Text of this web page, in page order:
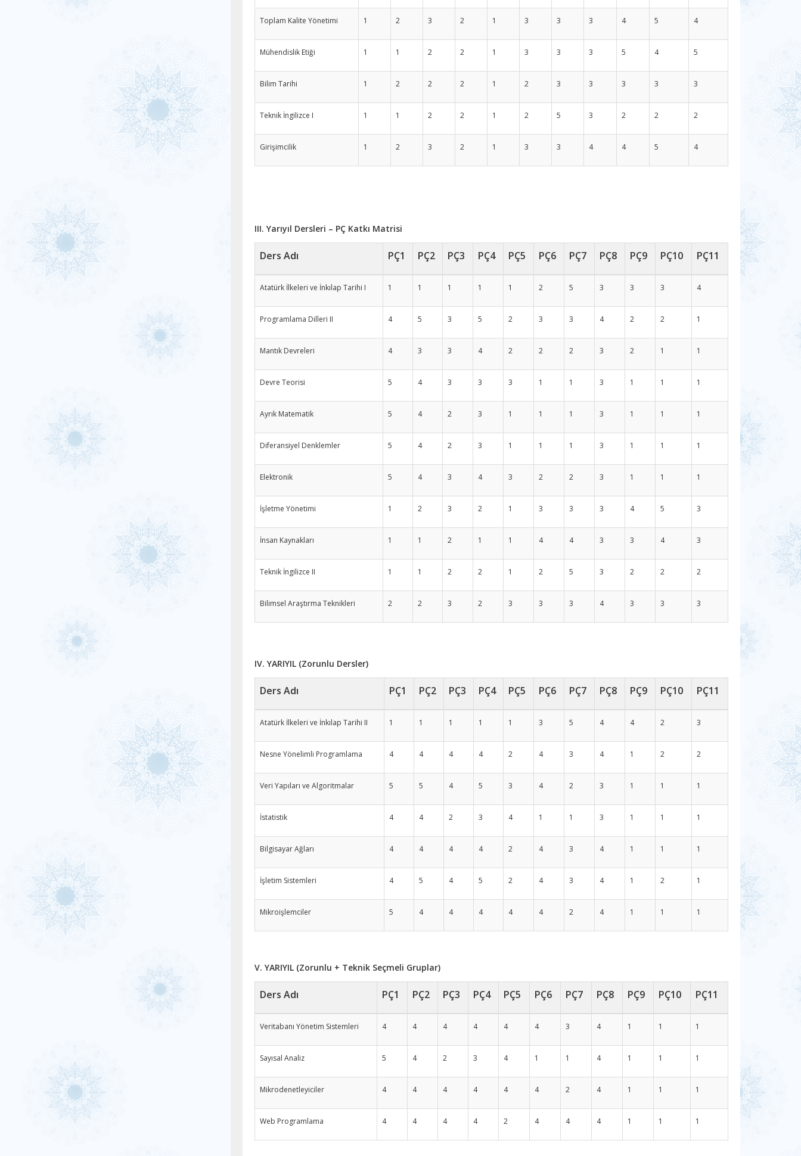
Toplam Kalite Yönetimi 1 2 3 2 1 3 3 3 4 5 4
Mühendislik Etiği 1 1 2 2 1 3 3 3 5 4 5
Bilim Tarihi 1 2 2 2 1 2 3 3 3 3 3
Teknik İngilizce I 1 1 2 2 1 2 5 3 2 2 2
Girişimcilik 1 2 3 2 1 3 3 4 4 5 4
III. Yarıyıl Dersleri – PÇ Katkı Matrisi
Ders Adı PÇ1 PÇ2 PÇ3 PÇ4 PÇ5 PÇ6 PÇ7 PÇ8 PÇ9 PÇ10 PÇ11
Atatürk İlkeleri ve İnkılap Tarihi I 1 1 1 1 1 2 5 3 3 3 4
Programlama Dilleri II 4 5 3 5 2 3 3 4 2 2 1
Mantık Devreleri 4 3 3 4 2 2 2 3 2 1 1
Devre Teorisi 5 4 3 3 3 1 1 3 1 1 1
Ayrık Matematik 5 4 2 3 1 1 1 3 1 1 1
Diferansiyel Denklemler 5 4 2 3 1 1 1 3 1 1 1
Elektronik 5 4 3 4 3 2 2 3 1 1 1
İşletme Yönetimi 1 2 3 2 1 3 3 3 4 5 3
İnsan Kaynakları 1 1 2 1 1 4 4 3 3 4 3
Teknik İngilizce II 1 1 2 2 1 2 5 3 2 2 2
Bilimsel Araştırma Teknikleri 2 2 3 2 3 3 3 4 3 3 3
IV. YARIYIL (Zorunlu Dersler)
Ders Adı PÇ1 PÇ2 PÇ3 PÇ4 PÇ5 PÇ6 PÇ7 PÇ8 PÇ9 PÇ10 PÇ11
Atatürk İlkeleri ve İnkılap Tarihi II 1 1 1 1 1 3 5 4 4 2 3
Nesne Yönelimli Programlama 4 4 4 4 2 4 3 4 1 2 2
Veri Yapıları ve Algoritmalar 5 5 4 5 3 4 2 3 1 1 1
İstatistik 4 4 2 3 4 1 1 3 1 1 1
Bilgisayar Ağları 4 4 4 4 2 4 3 4 1 1 1
İşletim Sistemleri 4 5 4 5 2 4 3 4 1 2 1
Mikroişlemciler 5 4 4 4 4 4 2 4 1 1 1
V. YARIYIL (Zorunlu + Teknik Seçmeli Gruplar)
Ders Adı PÇ1 PÇ2 PÇ3 PÇ4 PÇ5 PÇ6 PÇ7 PÇ8 PÇ9 PÇ10 PÇ11
Veritabanı Yönetim Sistemleri 4 4 4 4 4 4 3 4 1 1 1
Sayısal Analiz 5 4 2 3 4 1 1 4 1 1 1
Mikrodenetleyiciler 4 4 4 4 4 4 2 4 1 1 1
Web Programlama 4 4 4 4 2 4 4 4 1 1 1